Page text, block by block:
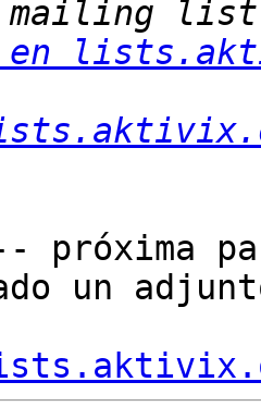
en
próxima
un